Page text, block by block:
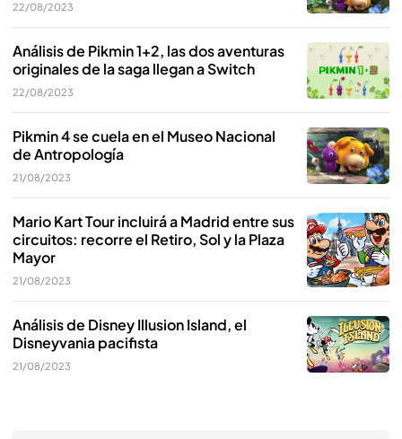
22/08/2023
Análisis de Pikmin 1+2, las dos aventuras
originales de la saga llegan a Switch
22/08/2023
Pikmin 4 se cuela en el Museo Nacional
de Antropología
21/08/2023
Mario Kart Tour incluirá a Madrid entre sus
circuitos: recorre el Retiro, Sol y la Plaza
Mayor
21/08/2023
Análisis de Disney Illusion Island, el
Disneyvania pacifista
21/08/2023